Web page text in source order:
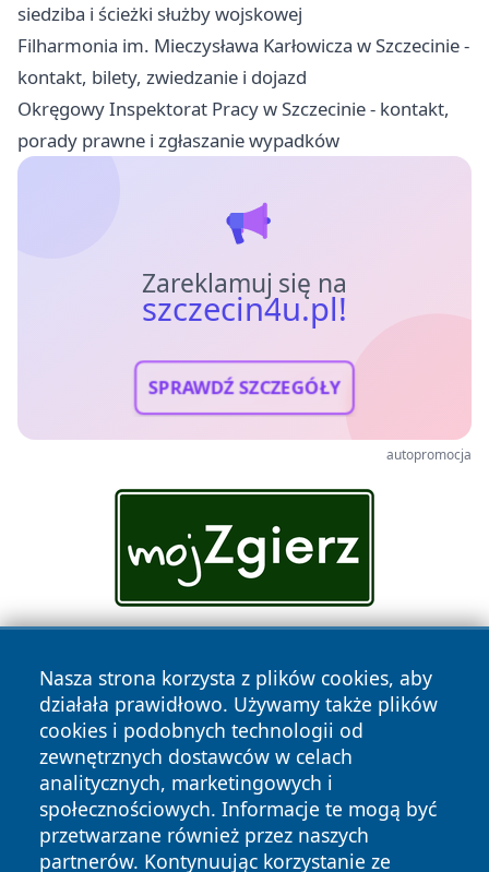
siedziba i ścieżki służby wojskowej
Filharmonia im. Mieczysława Karłowicza w Szczecinie -
kontakt, bilety, zwiedzanie i dojazd
Okręgowy Inspektorat Pracy w Szczecinie - kontakt,
porady prawne i zgłaszanie wypadków
Zareklamuj się na
szczecin4u.pl!
SPRAWDŹ SZCZEGÓŁY
autopromocja
Nasza strona korzysta z plików cookies, aby
działała prawidłowo. Używamy także plików
cookies i podobnych technologii od
zewnętrznych dostawców w celach
analitycznych, marketingowych i
społecznościowych. Informacje te mogą być
przetwarzane również przez naszych
partnerów. Kontynuując korzystanie ze
Copyright © 2026 szczecin4u.pl Wszystkie prawa zastrzeżone.
Polityka Polityka